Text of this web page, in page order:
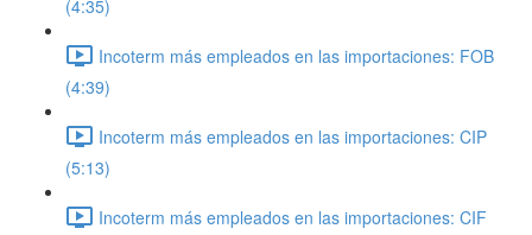
(4:35)
Incoterm más empleados en las importaciones: FOB
(4:39)
Incoterm más empleados en las importaciones: CIP
(5:13)
Incoterm más empleados en las importaciones: CIF